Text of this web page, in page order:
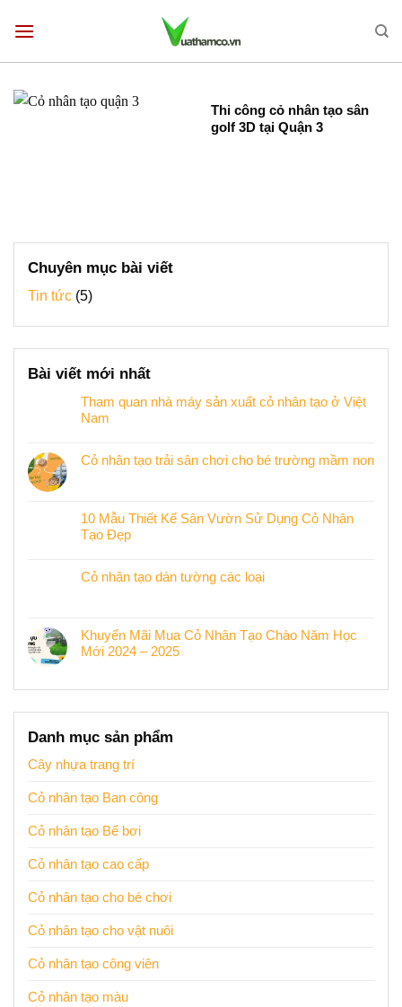
qua
Thi công cỏ nhân tạo sân
golf 3D tại Quận 3
Chuyên mục bài viết
Tin tức (5)
Bài viết mới nhất
Tham quan nhà máy sản xuất cỏ nhân tạo ở Việt
Nam
Cỏ nhân tạo trải sân chơi cho bé trường mầm non
10 Mẫu Thiết Kế Sân Vườn Sử Dụng Cỏ Nhân
Tạo Đẹp
Cỏ nhân tạo dán tường các loại
Khuyến Mãi Mua Cỏ Nhân Tạo Chào Năm Học
Mới 2024 – 2025
Danh mục sản phẩm
Cây nhựa trang trí
Cỏ nhân tạo Ban công
Cỏ nhân tạo Bể bơi
Cỏ nhân tạo cao cấp
Cỏ nhân tạo cho bé chơi
Cỏ nhân tạo cho vật nuôi
Cỏ nhân tạo công viên
Cỏ nhân tạo màu